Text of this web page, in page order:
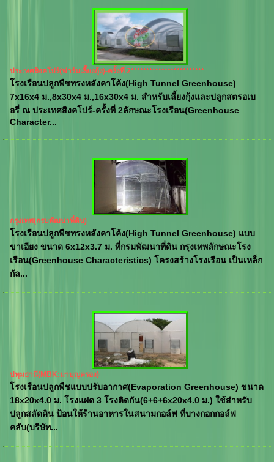
ประเทศสิงคโปร์(ฟาร์มเลี้ยงกุ้ง)-ครั้งที่ 2************************
โรงเรือนปลูกพืชทรงหลังคาโค้ง(High Tunnel Greenhouse)
7x16x4 ม.,8x30x4 ม.,16x30x4 ม. สำหรับเลี้ยงกุ้งและปลูกสตรอเบ
อรี่ ณ ประเทศสิงคโปร์-ครั้งที่ 2ลักษณะโรงเรือน(Greenhouse
Character...
กรุงเทพ(กรมพัฒนาที่ดิน)
โรงเรือนปลูกพืชทรงหลังคาโค้ง(High Tunnel Greenhouse) แบบ
ขาเอียง ขนาด 6x12x3.7 ม. ที่กรมพัฒนาที่ดิน กรุงเทพลักษณะโรง
เรือน(Greenhouse Characteristics) โครงสร้างโรงเรือน เป็นเหล็ก
กัล...
ปทุมธานี(MBK:มาบุญครอง)
โรงเรือนปลูกพืชแบบปรับอากาศ(Evaporation Greenhouse) ขนาด
18x20x4.0 ม. โรงแฝด 3 โรงติดกัน(6+6+6x20x4.0 ม.) ใช้สำหรับ
ปลูกสลัดดิน ป้อนให้ร้านอาหารในสนามกอล์ฟ ที่บางกอกกอล์ฟ
คลับ(บริษัท...